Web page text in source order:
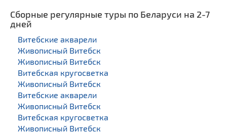
Сборные регулярные туры по Беларуси на 2-7
дней
Витебские акварели
Живописный Витебск
Живописный Витебск
Витебская кругосветка
Живописный Витебск
Витебские акварели
Живописный Витебск
Витебская кругосветка
Живописный Витебск